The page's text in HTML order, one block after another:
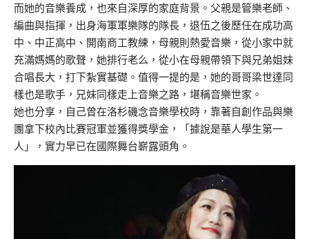
而她的音樂養成，也來自深厚的家庭背景。父親是管樂老師、
編曲與指揮，出身海軍軍樂隊的隊長，退伍之後歷任在成功高
中、中正高中、開南商工教練，母親則熱愛音樂，從小家中就
充滿媽媽的歌聲，她排行老么，從小在母親帶領下與兄弟姐妹
合唱長大，打下紮實基礎。值得一提的是，她的哥哥梁世達同
樣也是歌手，兄妹同樣走上音樂之路，堪稱音樂世家。
她也分享，自己曾在洛杉磯念音樂學校時，靠著自創作品與樂
團拿下校內比賽冠軍並獲得獎學金，「據說是華人學生第一
人」，實力早已在國際舞台嶄露頭角。